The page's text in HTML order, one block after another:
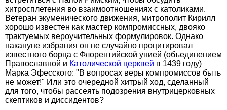
хитросплетения во взаимоотношениях с католиками.
Ветеран экуменического движения, митрополит Кирилл
хорошо известен как мастер компромиссных, двояко
трактуемых вероучительных формулировок. Однако
накануне избрания он не случайно процитировал
известного борца с Флорентийской унией (объединением
Православной и Католической церквей в 1439 году)
Марка Эфесского: "В вопросах веры компромиссов быть
не может!" Или это очередной хитрый ход, сделанный
для того, чтобы рассеять подозрения внутрицерковных
скептиков и диссидентов?